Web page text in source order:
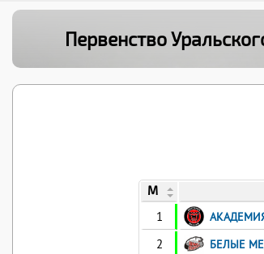
Первенство
М
1
2
БЕЛЫЕ